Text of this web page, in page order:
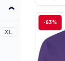
XL
-63%